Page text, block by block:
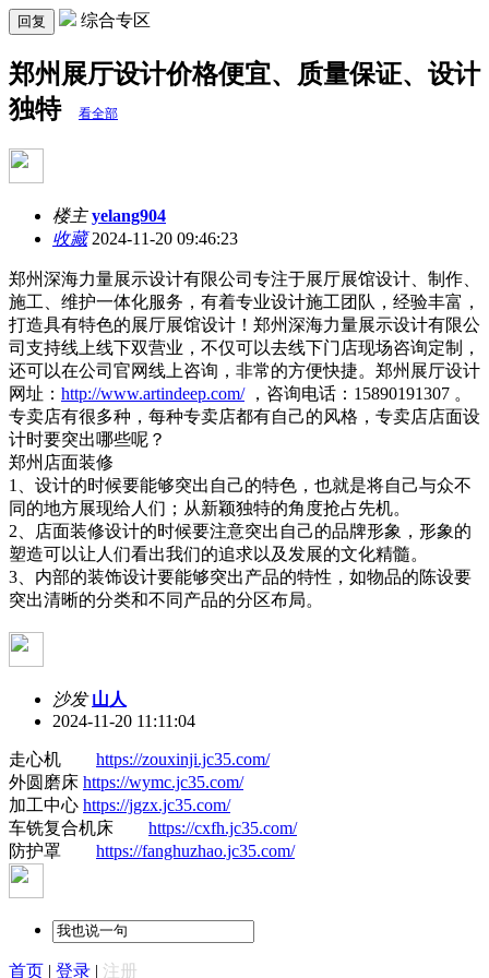
回复 综合专区
郑州展厅设计价格便宜、质量保证、设计
独特
看全部
楼主 yelang904
收藏2024-11-20 09:46:23
郑州深海力量展示设计有限公司专注于展厅展馆设计、制作、
施工、维护一体化服务，有着专业设计施工团队，经验丰富，
打造具有特色的展厅展馆设计！郑州深海力量展示设计有限公
司支持线上线下双营业，不仅可以去线下门店现场咨询定制，
还可以在公司官网线上咨询，非常的方便快捷。郑州展厅设计
网址： http://www.artindeep.com/，咨询电话：15890191307 。
专卖店有很多种，每种专卖店都有自己的风格，专卖店店面设
计时要突出哪些呢？
郑州店面装修
1、设计的时候要能够突出自己的特色，也就是将自己与众不
同的地方展现给人们；从新颖独特的角度抢占先机。
2、店面装修设计的时候要注意突出自己的品牌形象，形象的
塑造可以让人们看出我们的追求以及发展的文化精髓。
3、内部的装饰设计要能够突出产品的特性，如物品的陈设要
突出清晰的分类和不同产品的分区布局。
沙发 山人
2024-11-20 11:11:04
走心机 https://zouxinji.jc35.com/
外圆磨床 https://wymc.jc35.com/
加工中心 https://jgzx.jc35.com/
车铣复合机床 https://cxfh.jc35.com/
防护罩 https://fanghuzhao.jc35.com/
首页 | 登录 | 注册